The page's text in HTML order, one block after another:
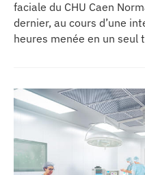
faciale du CHU Caen
dernier, au cours d’une
heures menée en un seul